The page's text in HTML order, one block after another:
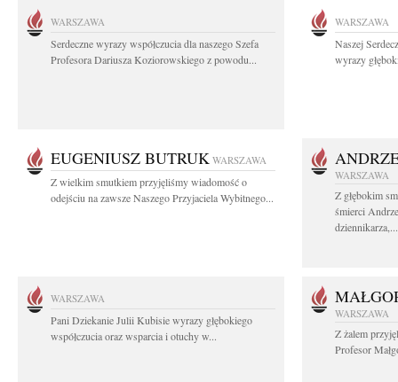
WARSZAWA
Serdeczne wyrazy współczucia dla naszego Szefa
Profesora Dariusza Koziorowskiego z powodu...
WARSZAWA
Naszej
wyrazy
EUGENIUSZ BUTRUK WARSZAWA
Z wielkim smutkiem przyjęliśmy wiadomość o
odejściu na zawsze Naszego Przyjaciela Wybitnego...
WARSZAWA
Z głębokim
śmierci
dziennikarza,...
WARSZAWA
Pani Dziekanie Julii Kubisie wyrazy głębokiego
współczucia oraz wsparcia i otuchy w...
WARSZAWA
Z żalem
Profesor